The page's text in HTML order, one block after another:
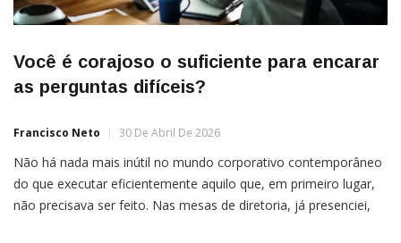
Você é corajoso o suficiente para encarar
as perguntas difíceis?
Francisco Neto 30 De Abril De 2026
Não há nada mais inútil no mundo corporativo contemporâneo
do que executar eficientemente aquilo que, em primeiro lugar,
não precisava ser feito. Nas mesas de diretoria, já presenciei,